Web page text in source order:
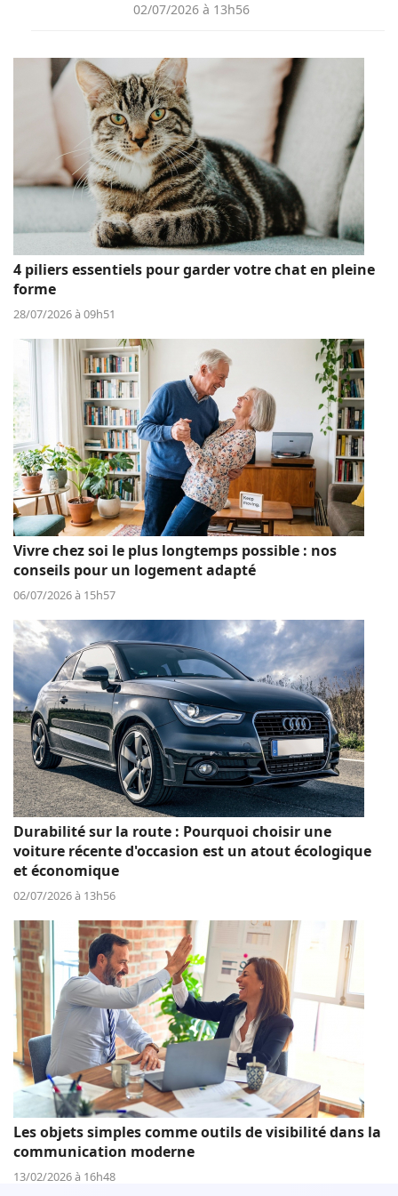
02/07/2026 à 13h56
4 piliers essentiels pour garder votre chat en pleine
forme
28/07/2026 à 09h51
Vivre chez soi le plus longtemps possible : nos
conseils pour un logement adapté
06/07/2026 à 15h57
Durabilité sur la route : Pourquoi choisir une
voiture récente d'occasion est un atout écologique
et économique
02/07/2026 à 13h56
Les objets simples comme outils de visibilité dans la
communication moderne
13/02/2026 à 16h48